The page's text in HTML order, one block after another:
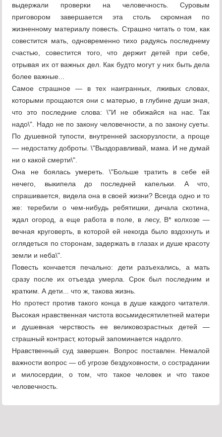
выдержали проверки на человечность. Суровым
приговором завершается эта столь скромная по
жизненному материалу повесть. Страшно читать о том, как
совестится мать, одновременно тихо радуясь последнему
счастью, совестится того, что держит детей при себе,
отрывая их от важных дел. Как будто могут у них быть дела
более важные...
Самое страшное — в тех наигранных, лживых словах,
которыми прощаются они с матерью, в глубине души зная,
что это последние слова: \"И не обижайся на нас. Так
надо\". Надо не по закону человечности, а по закону суеты.
По душевной тупости, внутренней заскорузлости, а проще
— недостатку доброты. \"Выздоравливай, мама. И не думай
ни о какой смерти\".
Она не боялась умереть. \"Больше тратить в себе ей
нечего, выкипела до последней капельки. А что,
спрашивается, видела она в своей жизни? Всегда одно и то
же: теребили о чем-нибудь ребятишки, дичала скотина,
ждал огород, а еще работа в поле, в лесу, В* колхозе —
вечная круговерть, в которой ей некогда было вздохнуть и
оглядеться по сторонам, задержать в глазах и душе красоту
земли и неба\".
Повесть кончается печально: дети разъехались, а мать
сразу после их отъезда умерла. Срок был последним и
кратким. А дети... что ж, такова жизнь.
Но протест против такого конца в душе каждого читателя.
Высокая нравственная чистота восьмидесятилетней матери
и душевная черствость ее великовозрастных детей —
страшный контраст, который запоминается надолго.
Нравственный суд завершен. Вопрос поставлен. Немалой
важности вопрос — об угрозе бездуховности, о сострадании
и милосердии, о том, что такое человек и что такое
человечность.